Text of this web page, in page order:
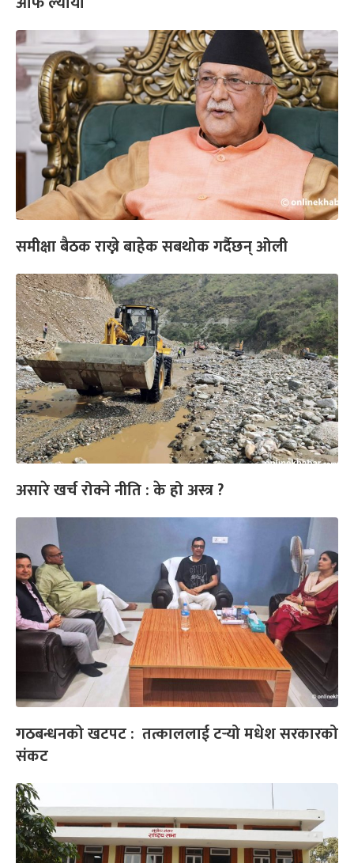
समीक्षा बैठक राख्ने बाहेक सबथोक गर्दैछन् ओली
असारे खर्च रोक्ने नीति : के हो अस्त्र ?
गठबन्धनको खटपट : तत्काललाई टर्‍यो मधेश सरकारको
संकट